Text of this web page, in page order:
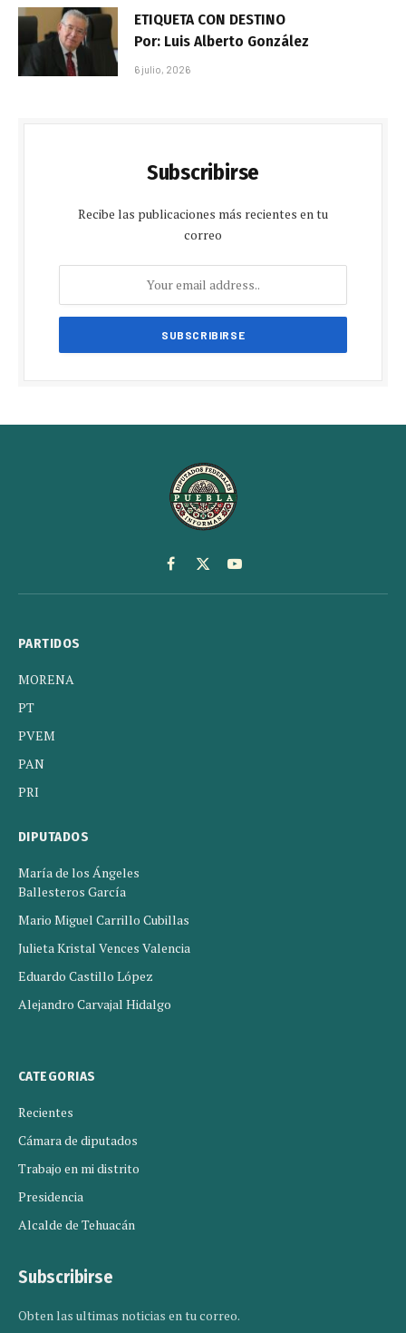
ETIQUETA CON DESTINO
Por: Luis Alberto González
6 julio, 2026
Subscribirse
Recibe las publicaciones más recientes en tu
correo
Facebook
X
(Twitter)
YouTube
PARTIDOS
MORENA
PT
PVEM
PAN
PRI
DIPUTADOS
María de los Ángeles
Ballesteros García
Mario Miguel Carrillo Cubillas
Julieta Kristal Vences Valencia
Eduardo Castillo López
Alejandro Carvajal Hidalgo
CATEGORIAS
Recientes
Cámara de diputados
Trabajo en mi distrito
Presidencia
Alcalde de Tehuacán
Subscribirse
Obten las ultimas noticias en tu correo.